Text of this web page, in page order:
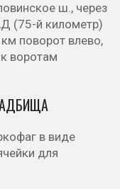
ш., через
(75-й километр)
поворот влево,
воротам
в виде
для